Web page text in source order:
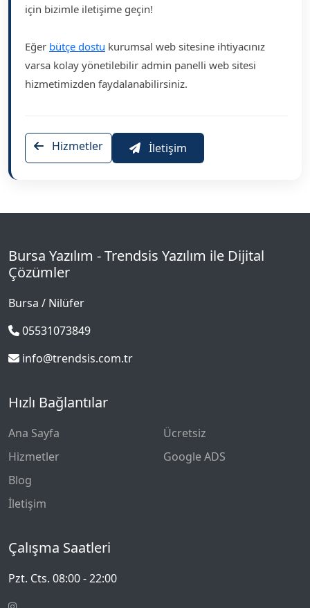
için bizimle iletişime geçin!
Eğer bütçe dostu kurumsal web sitesine ihtiyacınız
varsa kolay yönetilebilir admin panelli web sitesi
hizmetimizden faydalanabilirsiniz.
Hizmetler İletişim
Bursa Yazılım - Trendsis Yazılım ile Dijital
Çözümler
Bursa / Nilüfer
05531073849
info@trendsis.com.tr
Hızlı Bağlantılar
Ana Sayfa
Hizmetler
Blog
İletişim
Ücretsiz
Google ADS
Çalışma Saatleri
Pzt. Cts. 08:00 - 22:00